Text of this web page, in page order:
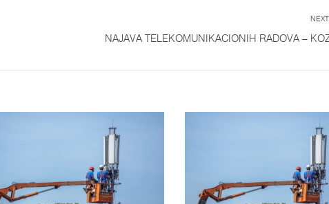
NAJAVA TELEKOMUNIKACIONIH RADOVA –